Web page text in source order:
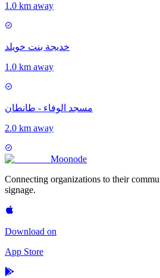
1.0 km away
خديجة بنت خويلد
1.0 km away
مسجد الوفاء - طانطان
2.0 km away
Moonode
Connecting organizations to their
signage.
Download on
App Store